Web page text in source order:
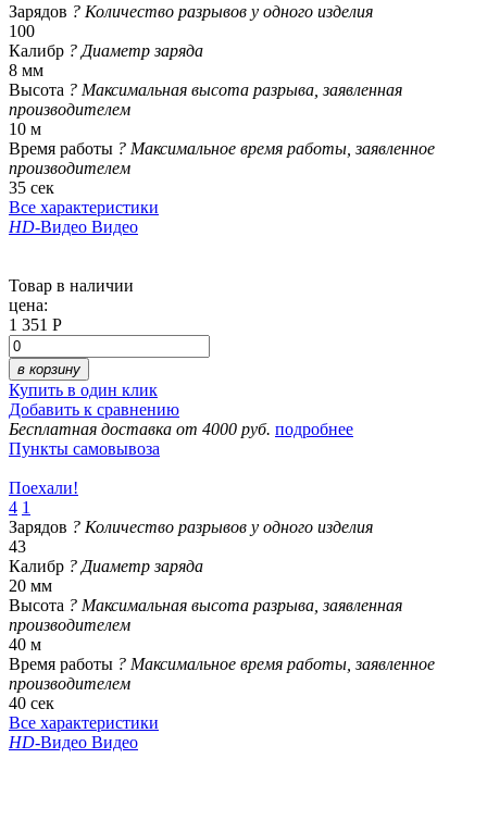
Зарядов ? Количество разрывов у одного изделия
100
Калибр ? Диаметр заряда
8 мм
Высота ? Максимальная высота разрыва, заявленная
производителем
10 м
Время работы ? Максимальное время работы, заявленное
производителем
35 сек
Все характеристики
HD-Видео Видео
Товар в наличии
цена:
1 351 Р
в корзину
Купить в один клик
Добавить к сравнению
Бесплатная доставка от 4000 руб. подробнее
Пункты самовывоза
Поехали!
4 1
Зарядов ? Количество разрывов у одного изделия
43
Калибр ? Диаметр заряда
20 мм
Высота ? Максимальная высота разрыва, заявленная
производителем
40 м
Время работы ? Максимальное время работы, заявленное
производителем
40 сек
Все характеристики
HD-Видео Видео